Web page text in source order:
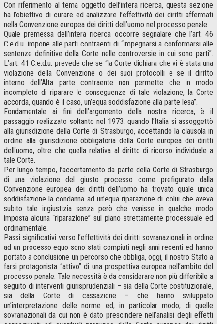
Con riferimento al tema oggetto dell’intera ricerca, questa sezione
ha l’obiettivo di curare ed analizzare l’effettività dei diritti affermati
nella Convenzione europea dei diritti dell’uomo nel processo penale.
Quale premessa dell’intera ricerca occorre segnalare che l’art. 46
C.e.d.u. impone alle parti contraenti di “impegnarsi a conformarsi alle
sentenze definitive della Corte nelle controversie in cui sono parti”.
L’art. 41 C.e.d.u. prevede che se “la Corte dichiara che vi è stata una
violazione della Convenzione o dei suoi protocolli e se il diritto
interno dell’Alta parte contraente non permette che in modo
incompleto di riparare le conseguenze di tale violazione, la Corte
accorda, quando è il caso, un’equa soddisfazione alla parte lesa”.
Fondamentale ai fini dell’argomento della nostra ricerca, è il
passaggio realizzato soltanto nel 1973, quando l’Italia si assoggettò
alla giurisdizione della Corte di Strasburgo, accettando la clausola in
ordine alla giurisdizione obbligatoria della Corte europea dei diritti
dell’uomo, oltre che quella relativa al diritto di ricorso individuale a
tale Corte.
Per lungo tempo, l’accertamento da parte della Corte di Strasburgo
di una violazione del giusto processo come prefigurato dalla
Convenzione europea dei diritti dell’uomo ha trovato quale unica
soddisfazione la condanna ad un’equa riparazione di colui che aveva
subito tale ingiustizia senza però che venisse in qualche modo
imposta alcuna “riparazione” sul piano strettamente processuale ed
ordinamentale.
Passi significativi verso l’effettività dei diritti sovranazionali in ordine
ad un processo equo sono stati compiuti negli anni recenti ed hanno
portato a conclusione un percorso che obbliga, oggi, il nostro Stato a
farsi protagonista “attivo” di una prospettiva europea nell’ambito del
processo penale. Tale necessità è da considerare non più differibile a
seguito di interventi giurisprudenziali – sia della Corte costituzionale,
sia della Corte di cassazione – che hanno sviluppato
un’interpretazione delle norme ed, in particolar modo, di quelle
sovranazionali da cui non è dato prescindere nell’analisi degli effetti